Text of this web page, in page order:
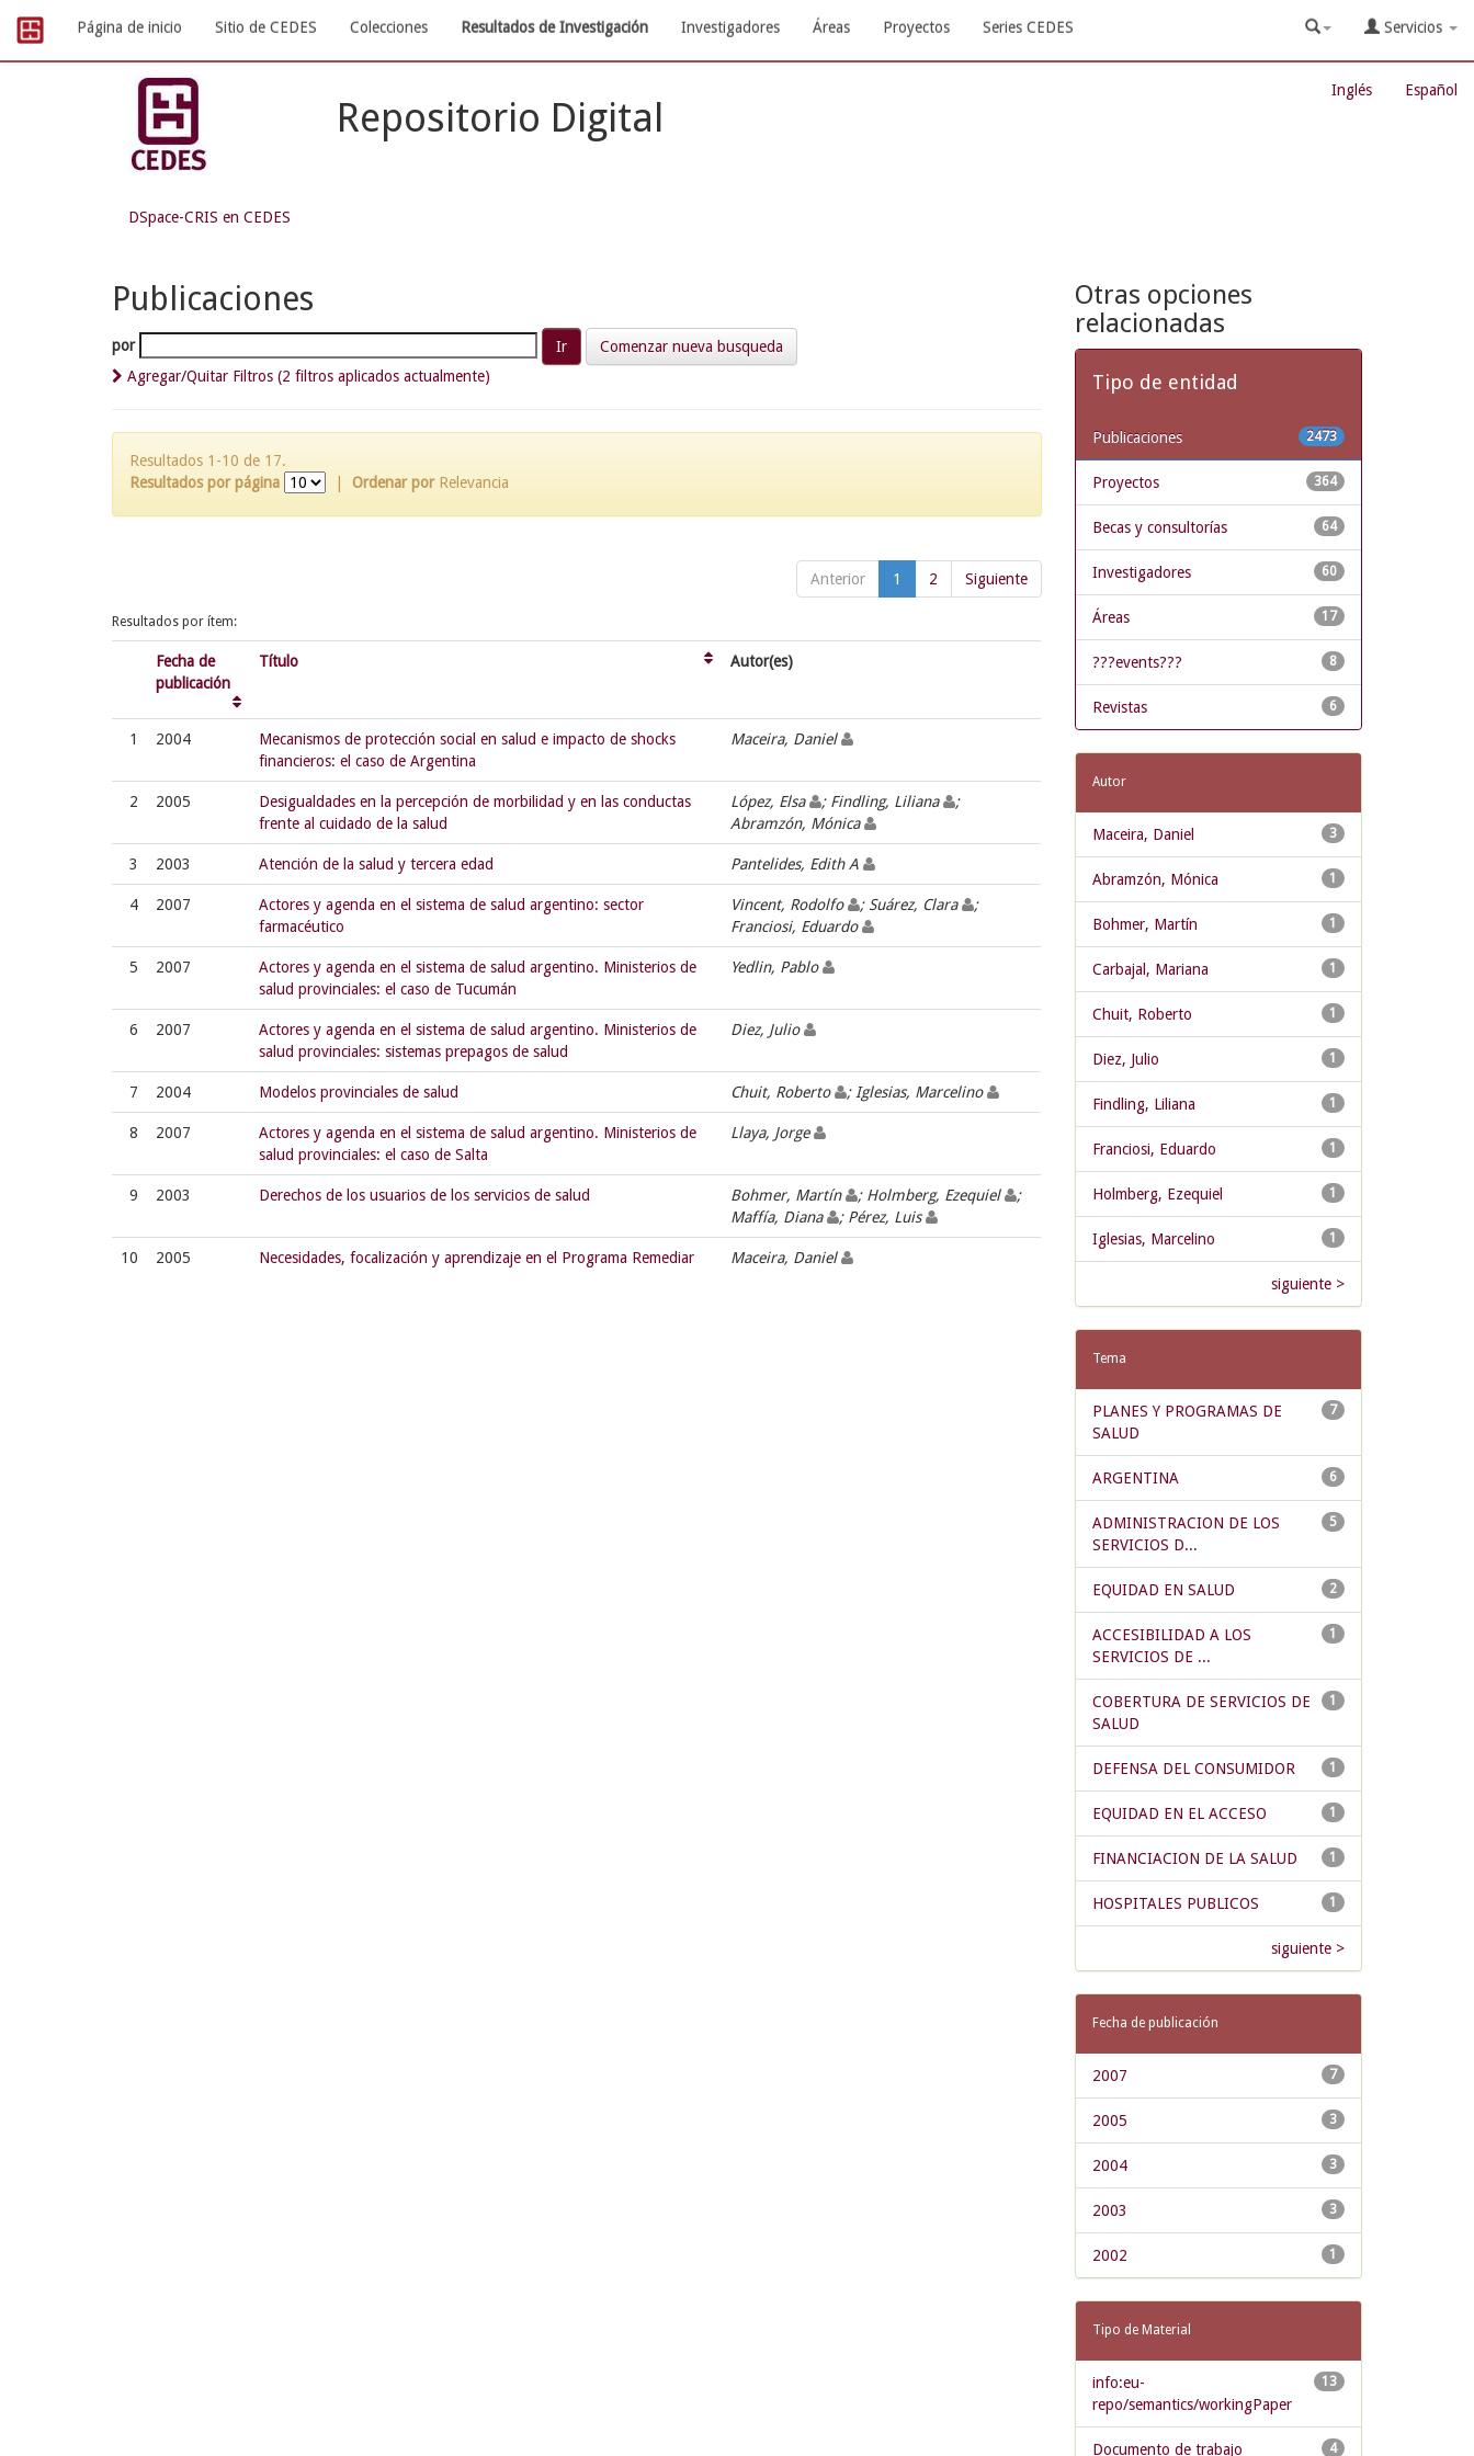
navigation
Página de inicio Sitio de CEDES Colecciones Resultados de Investigación Investigadores Áreas Proyectos Series CEDES Servicios
Inglés Español
Repositorio Digital
DSpace-CRIS en CEDES
Publicaciones
por
Comenzar nueva busqueda
Agregar/Quitar Filtros (2 filtros aplicados actualmente)
Resultados 1-10 de 17.
Resultados por página
Ordenar por Relevancia
Anterior 1 2 Siguiente
Resultados por ítem:
Fecha de
publicación
Título Autor(es)
1 2004
Mecanismos de protección social en salud e impacto de shocks
financieros: el caso de Argentina
Maceira, Daniel
2 2005
Desigualdades en la percepción de morbilidad y en las conductas
frente al cuidado de la salud
López, Elsa ; Findling, Liliana
;
Abramzón, Mónica
3 2003 Atención de la salud y tercera edad Pantelides, Edith A
4 2007
Actores y agenda en el sistema de salud argentino: sector
farmacéutico
Vincent, Rodolfo ; Suárez, Clara
;
Franciosi, Eduardo
5 2007
Actores y agenda en el sistema de salud argentino. Ministerios de
salud provinciales: el caso de Tucumán
Yedlin, Pablo
6 2007
Actores y agenda en el sistema de salud argentino. Ministerios de
salud provinciales: sistemas prepagos de salud
Diez, Julio
7 2004 Modelos provinciales de salud Chuit, Roberto ; Iglesias, Marcelino
8 2007
Actores y agenda en el sistema de salud argentino. Ministerios de
salud provinciales: el caso de Salta
Llaya, Jorge
9 2003 Derechos de los usuarios de los servicios de salud Bohmer, Martín ; Holmberg, Ezequiel
;
Maffía, Diana
; Pérez, Luis
10 2005 Necesidades, focalización y aprendizaje en el Programa Remediar Maceira, Daniel
Otras opciones
relacionadas
Tipo de entidad
2473
Publicaciones
364
Proyectos
64
Becas y consultorías
60
Investigadores
17
Áreas
8
???events???
6
Revistas
Autor
3
Maceira, Daniel
1
Abramzón, Mónica
1
Bohmer, Martín
1
Carbajal, Mariana
1
Chuit, Roberto
1
Diez, Julio
1
Findling, Liliana
1
Franciosi, Eduardo
1
Holmberg, Ezequiel
1
Iglesias, Marcelino
siguiente >
Tema
7
PLANES Y PROGRAMAS DE
SALUD
6
ARGENTINA
5
ADMINISTRACION DE LOS
SERVICIOS D...
2
EQUIDAD EN SALUD
1
ACCESIBILIDAD A LOS
SERVICIOS DE ...
1
COBERTURA DE SERVICIOS DE
SALUD
1
DEFENSA DEL CONSUMIDOR
1
EQUIDAD EN EL ACCESO
1
FINANCIACION DE LA SALUD
1
HOSPITALES PUBLICOS
siguiente >
Fecha de publicación
7
2007
3
2005
3
2004
3
2003
1
2002
Tipo de Material
13
info:eu-
repo/semantics/workingPaper
4
Documento de trabajo